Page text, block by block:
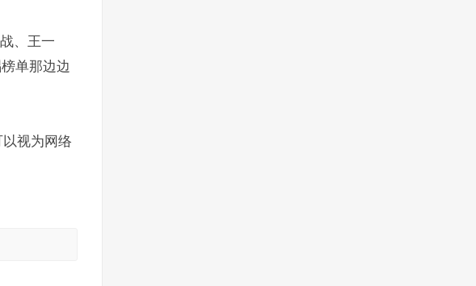
、王一
单那边边
视为网络